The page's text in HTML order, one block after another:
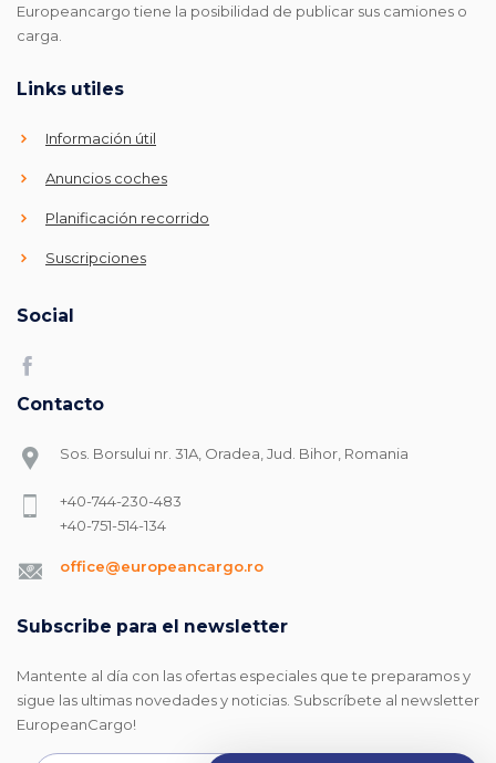
Europeancargo tiene la posibilidad de publicar sus camiones o
carga.
Links utiles
Información útil
Anuncios coches
Planificación recorrido
Suscripciones
Social
Contacto
Sos. Borsului nr. 31A, Oradea, Jud. Bihor, Romania
+40-744-230-483
+40-751-514-134
office@europeancargo.ro
Subscribe para el newsletter
Mantente al día con las ofertas especiales que te preparamos y
sigue las ultimas novedades y noticias. Subscríbete al newsletter
EuropeanCargo!